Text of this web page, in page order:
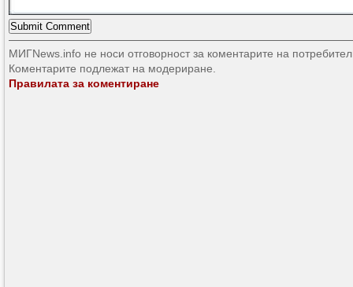
МИГNews.info не носи отговорност за коментарите на
Коментарите подлежат на модериране.
Правилата за коментиране